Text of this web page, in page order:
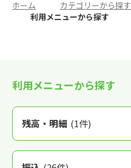
ホーム カテゴリーから探す
利用メニューから探す
利用メニューから探す
残高・明細 (1件)